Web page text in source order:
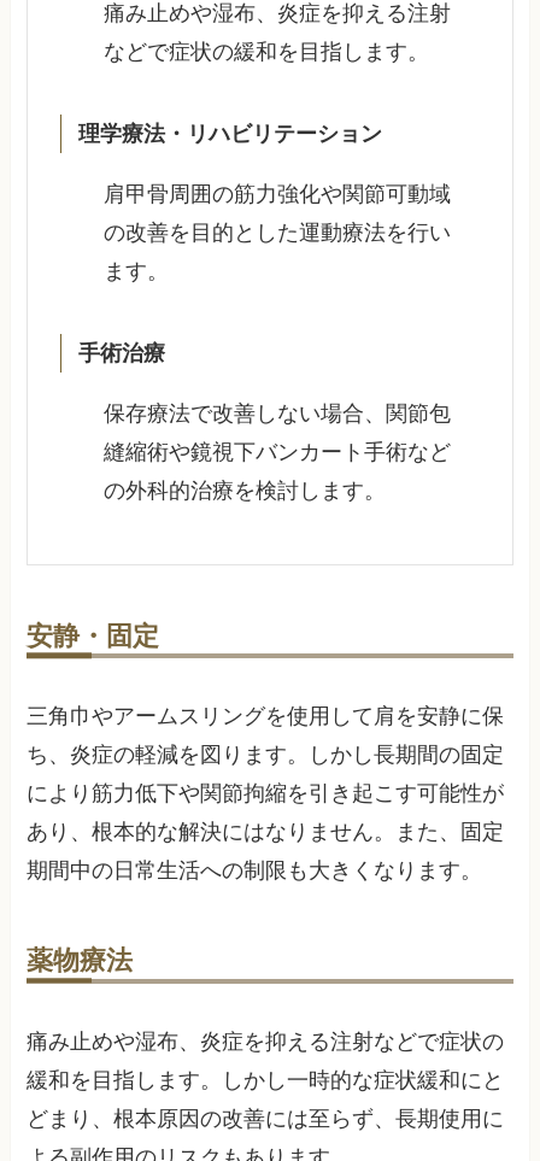
痛み止めや湿布、炎症を抑える注射
などで症状の緩和を目指します。
理学療法・リハビリテーション
肩甲骨周囲の筋力強化や関節可動域
の改善を目的とした運動療法を行い
ます。
手術治療
保存療法で改善しない場合、関節包
縫縮術や鏡視下バンカート手術など
の外科的治療を検討します。
安静・固定
三角巾やアームスリングを使用して肩を安静に保
ち、炎症の軽減を図ります。しかし長期間の固定
により筋力低下や関節拘縮を引き起こす可能性が
あり、根本的な解決にはなりません。また、固定
期間中の日常生活への制限も大きくなります。
薬物療法
痛み止めや湿布、炎症を抑える注射などで症状の
緩和を目指します。しかし一時的な症状緩和にと
どまり、根本原因の改善には至らず、長期使用に